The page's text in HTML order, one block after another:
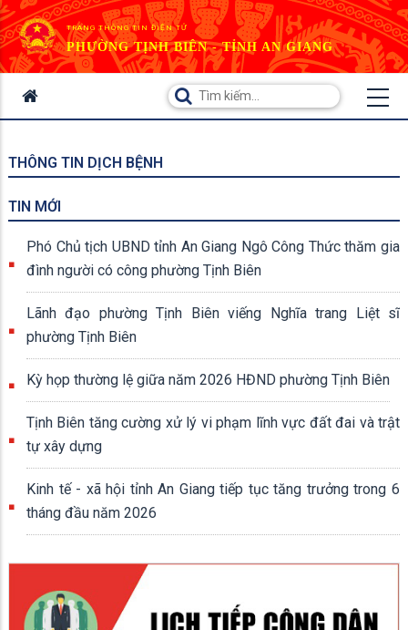
TRANG THÔNG TIN ĐIỆN TỬ
PHƯỜNG TỊNH BIÊN - TỈNH AN GIANG
THÔNG TIN DỊCH BỆNH
TIN MỚI
Phó Chủ tịch UBND tỉnh An Giang Ngô Công Thức thăm gia
đình người có công phường Tịnh Biên
Lãnh đạo phường Tịnh Biên viếng Nghĩa trang Liệt sĩ
phường Tịnh Biên
Kỳ họp thường lệ giữa năm 2026 HĐND phường Tịnh Biên
Tịnh Biên tăng cường xử lý vi phạm lĩnh vực đất đai và trật
tự xây dựng
Kinh tế - xã hội tỉnh An Giang tiếp tục tăng trưởng trong 6
tháng đầu năm 2026